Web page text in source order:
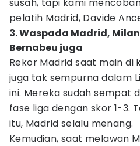
pelatih Madrid, Davide
3. Waspada Madrid,
Bernabeu juga
Rekor Madrid saat main di
juga tak sempurna dalam
ini. Mereka sudah sempat
fase liga dengan skor 1-3.
itu, Madrid selalu menang.
Kemudian, saat melawan